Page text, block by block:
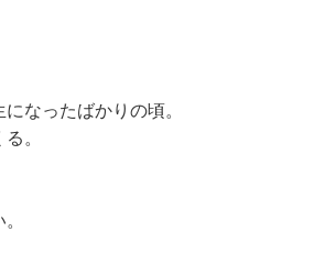
なったばかりの頃。
。